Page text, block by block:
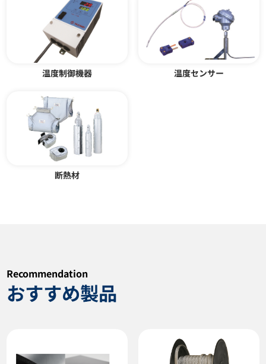
シリコンスポンジ フッ素ゴムス
ポンジシート
カタログダウンロード
投込みヒーター LYS型 LYS-T型
カタログダウンロード
温度制御機器 温度センサー
断熱材
Recommendation
おすすめ製品